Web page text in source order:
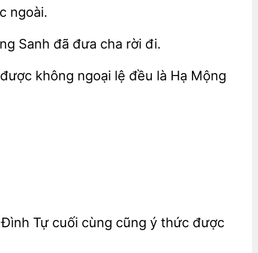
ngoài.
Sanh đã đưa cha đi.
không ngoại lệ
là Hạ Mộng
Tự cuối cùng cũng ý thức được